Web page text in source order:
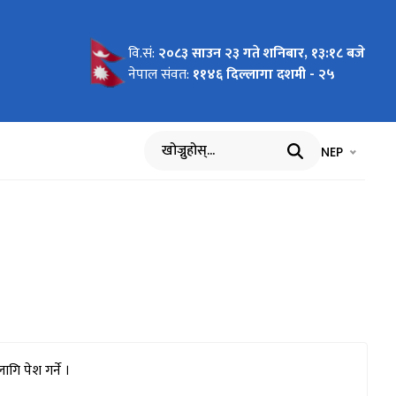
!!! वि.सं: २०८३ साउन २३ गते शनिबार, १३:१८ बजे
नेपाल संवत: ११४६ दिल्लागा दशमी - २५
खोज्नुहोस् भाषा चयन
NEP
पेश गर्ने ।